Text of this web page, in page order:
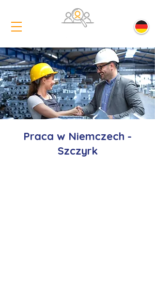
Praca w Niemczech -
Szczyrk